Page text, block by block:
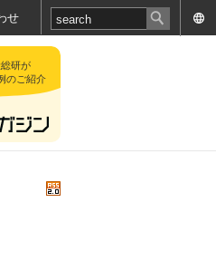
せ
研が
のご紹介